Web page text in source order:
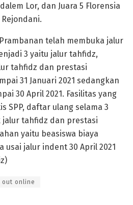
Lor, dan Juara 5 Florensia
telah membuka jalur
3 yaitu jalur tahfidz,
tahfidz dan prestasi
31 Januari 2021 sedangkan
30 April 2021. Fasilitas yang
SPP, daftar ulang selama 3
tahfidz dan prestasi
yaitu beasiswa biaya
usai jalur indent 30 April 2021
out online